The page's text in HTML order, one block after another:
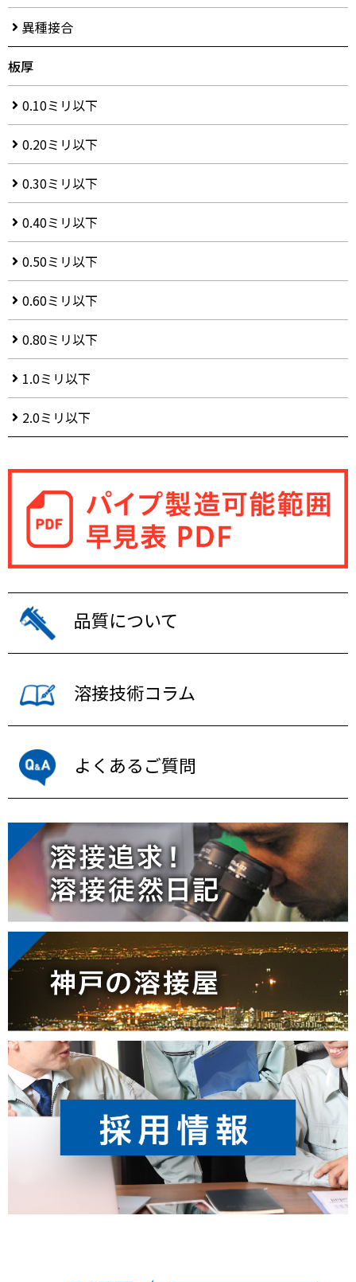
異種接合
板厚
0.10ミリ以下
0.20ミリ以下
0.30ミリ以下
0.40ミリ以下
0.50ミリ以下
0.60ミリ以下
0.80ミリ以下
1.0ミリ以下
2.0ミリ以下
品質について
溶接技術コラム
よくあるご質問